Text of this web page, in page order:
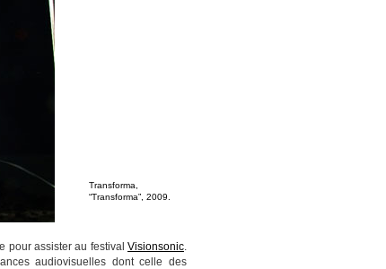
Transforma,
“Transforma”, 2009.
pour assister au festival Visionsonic.
audiovisuelles dont celle des